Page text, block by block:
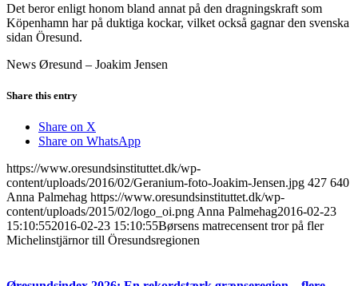
Det beror enligt honom bland annat på den dragningskraft som
Köpenhamn har på duktiga kockar, vilket också gagnar den svenska
sidan Öresund.
News Øresund – Joakim Jensen
Share this entry
Share on X
Share on WhatsApp
https://www.oresundsinstituttet.dk/wp-
content/uploads/2016/02/Geranium-foto-Joakim-Jensen.jpg 427 640
Anna Palmehag https://www.oresundsinstituttet.dk/wp-
content/uploads/2015/02/logo_oi.png Anna Palmehag2016-02-23
15:10:552016-02-23 15:10:55Børsens matrecensent tror på fler
Michelinstjärnor till Öresundsregionen